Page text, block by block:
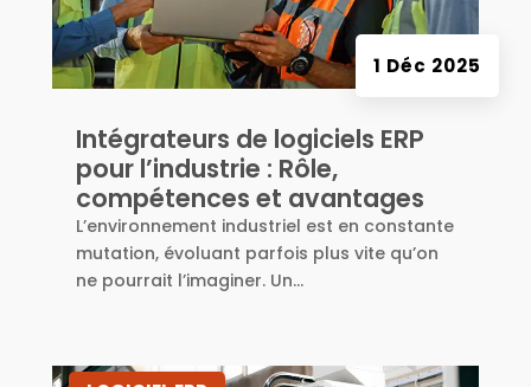
Intégrateurs de logiciels ERP
pour l’industrie : Rôle,
compétences et avantages
1 Déc 2025
L’environnement industriel est en constante
mutation, évoluant parfois plus vite qu’on
ne pourrait l’imaginer. Un...